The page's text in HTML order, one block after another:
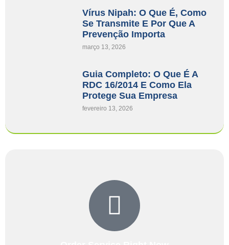
Vírus Nipah: O Que É, Como
Se Transmite E Por Que A
Prevenção Importa
março 13, 2026
Guia Completo: O Que É A
RDC 16/2014 E Como Ela
Protege Sua Empresa
fevereiro 13, 2026